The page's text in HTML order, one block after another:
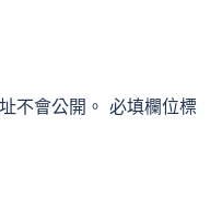
不會公開。 必填欄位標